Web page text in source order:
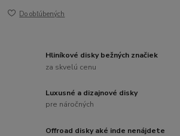
Do obľúbených
Hliníkové disky bežných značiek
za skvelú cenu
Luxusné a dizajnové disky
pre náročných
Offroad disky aké inde nenájdete